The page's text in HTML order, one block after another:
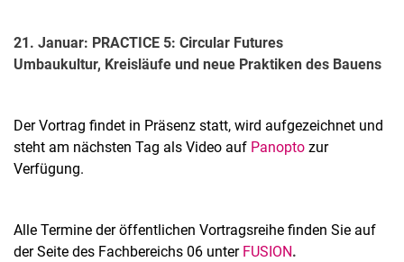
21. Januar: PRACTICE 5: Circular Futures
Umbaukultur, Kreisläufe und neue Praktiken des Bauens
Der Vortrag findet in Präsenz statt, wird aufgezeichnet und
steht am nächsten Tag als Video auf Panopto zur
Verfügung.
Alle Termine der öffentlichen Vortragsreihe finden Sie auf
der Seite des Fachbereichs 06 unter FUSION.